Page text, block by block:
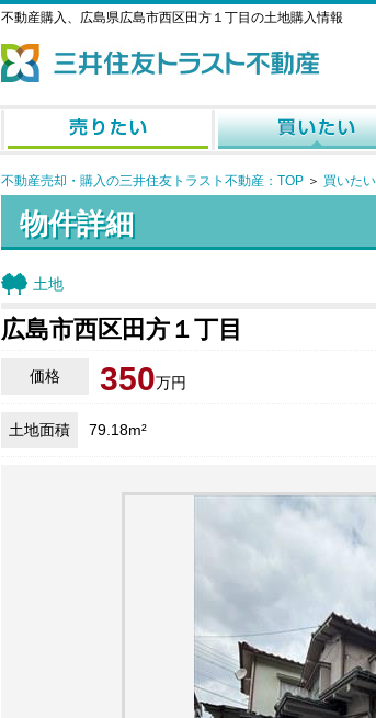
不動産購入、広島県広島市西区田方１丁目の土地購入情報
不動産売却・購入の三井住友トラスト不動産：TOP ＞ 買いたい
物件詳細
土地
広島市西区田方１丁目
価格 350万円
土地面積 79.18m²